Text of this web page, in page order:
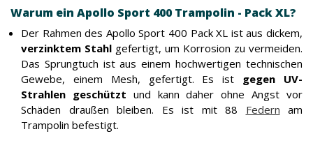
Warum ein Apollo Sport 400 Trampolin - Pack XL?
Der Rahmen des Apollo Sport 400 Pack XL ist aus dickem,
verzinktem Stahl gefertigt, um Korrosion zu vermeiden.
Das Sprungtuch ist aus einem hochwertigen technischen
Gewebe, einem Mesh, gefertigt. Es ist gegen UV-
Strahlen geschützt und kann daher ohne Angst vor
Schäden draußen bleiben. Es ist mit 88 Federn am
Trampolin befestigt.